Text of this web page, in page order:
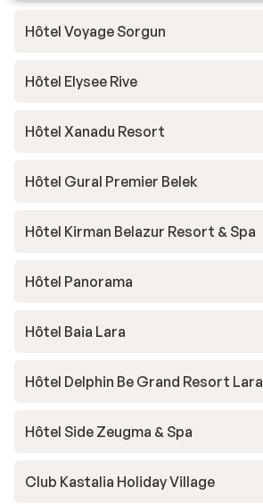
Hôtel Voyage Sorgun
Hôtel Elysee Rive
Hôtel Xanadu Resort
Hôtel Gural Premier Belek
Hôtel Kirman Belazur Resort & Spa
Hôtel Panorama
Hôtel Baia Lara
Hôtel Delphin Be Grand Resort Lara
Hôtel Side Zeugma & Spa
Club Kastalia Holiday Village